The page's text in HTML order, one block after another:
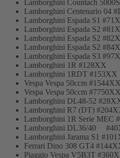
Lamborghini Countach
Lamborghini Centenario 04
Lamborghini Espada S1
Lamborghini Espada S2
Lamborghini Espada S2
Lamborghini Espada S2
Lamborghini Espada S3
Lamborghini 1R #128XX
Lamborghini 1RDT #153XX
Vespa Vespa 50ccm #1544XX
Vespa Vespa 50ccm #7750XX
Lamborghini DL48-52
Lamborghini R7 (DT)
Lamborghini 1R Serie MEC
Lamborghini DL36/40
Lamborghini Jarama S1
Ferrari Dino 308 GT4
Piaggio Vespa V5B3T